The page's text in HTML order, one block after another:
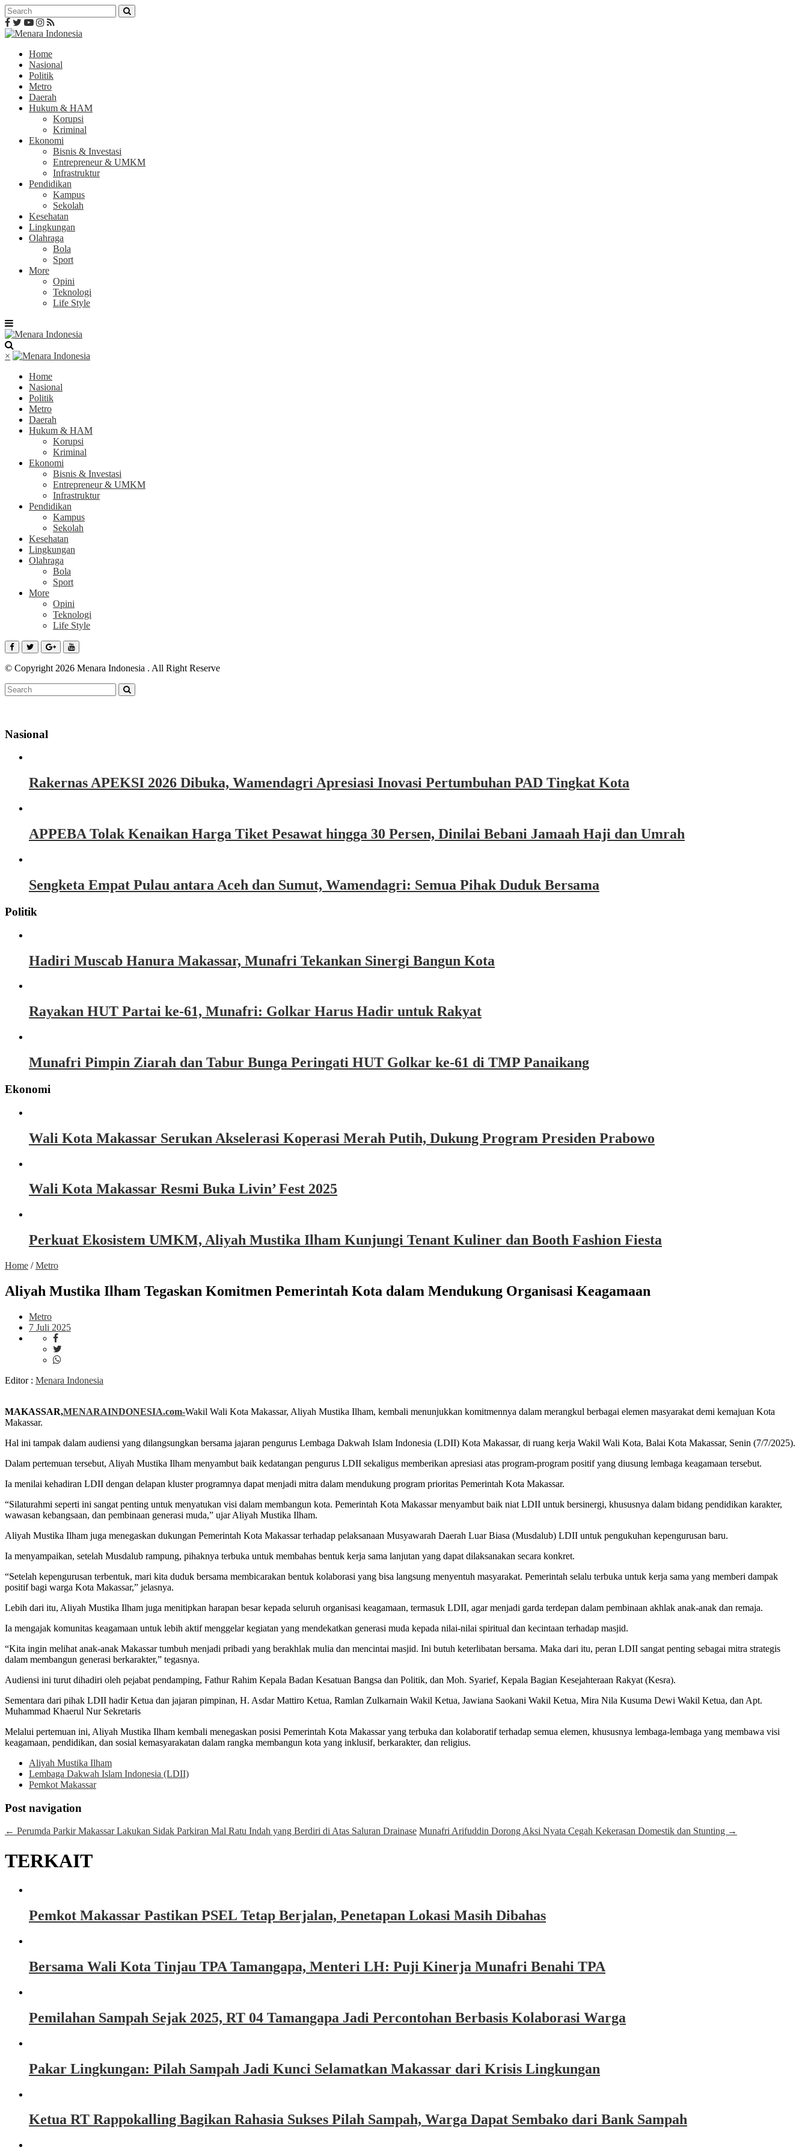
Home
Nasional
Politik
Metro
Daerah
Hukum & HAM
Korupsi
Kriminal
Ekonomi
Bisnis & Investasi
Entrepreneur & UMKM
Infrastruktur
Pendidikan
Kampus
Sekolah
Kesehatan
Lingkungan
Olahraga
Bola
Sport
More
Opini
Teknologi
Life Style
×
Home
Nasional
Politik
Metro
Daerah
Hukum & HAM
Korupsi
Kriminal
Ekonomi
Bisnis & Investasi
Entrepreneur & UMKM
Infrastruktur
Pendidikan
Kampus
Sekolah
Kesehatan
Lingkungan
Olahraga
Bola
Sport
More
Opini
Teknologi
Life Style
© Copyright 2026 Menara Indonesia . All Right Reserve
Nasional
Rakernas APEKSI 2026 Dibuka, Wamendagri Apresiasi Inovasi Pertumbuhan PAD Tingkat Kota
APPEBA Tolak Kenaikan Harga Tiket Pesawat hingga 30 Persen, Dinilai Bebani Jamaah Haji dan Umrah
Sengketa Empat Pulau antara Aceh dan Sumut, Wamendagri: Semua Pihak Duduk Bersama
Politik
Hadiri Muscab Hanura Makassar, Munafri Tekankan Sinergi Bangun Kota
Rayakan HUT Partai ke-61, Munafri: Golkar Harus Hadir untuk Rakyat
Munafri Pimpin Ziarah dan Tabur Bunga Peringati HUT Golkar ke-61 di TMP Panaikang
Ekonomi
Wali Kota Makassar Serukan Akselerasi Koperasi Merah Putih, Dukung Program Presiden Prabowo
Wali Kota Makassar Resmi Buka Livin’ Fest 2025
Perkuat Ekosistem UMKM, Aliyah Mustika Ilham Kunjungi Tenant Kuliner dan Booth Fashion Fiesta
Home /Metro
Aliyah Mustika Ilham Tegaskan Komitmen Pemerintah Kota dalam Mendukung Organisasi Keagamaan
Metro
7 Juli 2025
Editor : Menara Indonesia
MAKASSAR,MENARAINDONESIA.com-Wakil Wali Kota Makassar, Aliyah Mustika Ilham, kembali menunjukkan komitmennya dalam merangkul berbagai elemen masyarakat demi kemajuan Kota
Makassar.
Hal ini tampak dalam audiensi yang dilangsungkan bersama jajaran pengurus Lembaga Dakwah Islam Indonesia (LDII) Kota Makassar, di ruang kerja Wakil Wali Kota, Balai Kota Makassar, Senin (7/7/2025).
Dalam pertemuan tersebut, Aliyah Mustika Ilham menyambut baik kedatangan pengurus LDII sekaligus memberikan apresiasi atas program-program positif yang diusung lembaga keagamaan tersebut.
Ia menilai kehadiran LDII dengan delapan kluster programnya dapat menjadi mitra dalam mendukung program prioritas Pemerintah Kota Makassar.
“Silaturahmi seperti ini sangat penting untuk menyatukan visi dalam membangun kota. Pemerintah Kota Makassar menyambut baik niat LDII untuk bersinergi, khususnya dalam bidang pendidikan karakter,
wawasan kebangsaan, dan pembinaan generasi muda,” ujar Aliyah Mustika Ilham.
Aliyah Mustika Ilham juga menegaskan dukungan Pemerintah Kota Makassar terhadap pelaksanaan Musyawarah Daerah Luar Biasa (Musdalub) LDII untuk pengukuhan kepengurusan baru.
Ia menyampaikan, setelah Musdalub rampung, pihaknya terbuka untuk membahas bentuk kerja sama lanjutan yang dapat dilaksanakan secara konkret.
“Setelah kepengurusan terbentuk, mari kita duduk bersama membicarakan bentuk kolaborasi yang bisa langsung menyentuh masyarakat. Pemerintah selalu terbuka untuk kerja sama yang memberi dampak
positif bagi warga Kota Makassar,” jelasnya.
Lebih dari itu, Aliyah Mustika Ilham juga menitipkan harapan besar kepada seluruh organisasi keagamaan, termasuk LDII, agar menjadi garda terdepan dalam pembinaan akhlak anak-anak dan remaja.
Ia mengajak komunitas keagamaan untuk lebih aktif menggelar kegiatan yang mendekatkan generasi muda kepada nilai-nilai spiritual dan kecintaan terhadap masjid.
“Kita ingin melihat anak-anak Makassar tumbuh menjadi pribadi yang berakhlak mulia dan mencintai masjid. Ini butuh keterlibatan bersama. Maka dari itu, peran LDII sangat penting sebagai mitra strategis
dalam membangun generasi berkarakter,” tegasnya.
Audiensi ini turut dihadiri oleh pejabat pendamping, Fathur Rahim Kepala Badan Kesatuan Bangsa dan Politik, dan Moh. Syarief, Kepala Bagian Kesejahteraan Rakyat (Kesra).
Sementara dari pihak LDII hadir Ketua dan jajaran pimpinan, H. Asdar Mattiro Ketua, Ramlan Zulkarnain Wakil Ketua, Jawiana Saokani Wakil Ketua, Mira Nila Kusuma Dewi Wakil Ketua, dan Apt.
Muhammad Khaerul Nur Sekretaris
Melalui pertemuan ini, Aliyah Mustika Ilham kembali menegaskan posisi Pemerintah Kota Makassar yang terbuka dan kolaboratif terhadap semua elemen, khususnya lembaga-lembaga yang membawa visi
keagamaan, pendidikan, dan sosial kemasyarakatan dalam rangka membangun kota yang inklusif, berkarakter, dan religius.
Aliyah Mustika Ilham
Lembaga Dakwah Islam Indonesia (LDII)
Pemkot Makassar
Post navigation
← Perumda Parkir Makassar Lakukan Sidak Parkiran Mal Ratu Indah yang Berdiri di Atas Saluran Drainase Munafri Arifuddin Dorong Aksi Nyata Cegah Kekerasan Domestik dan Stunting →
TERKAIT
Pemkot Makassar Pastikan PSEL Tetap Berjalan, Penetapan Lokasi Masih Dibahas
Bersama Wali Kota Tinjau TPA Tamangapa, Menteri LH: Puji Kinerja Munafri Benahi TPA
Pemilahan Sampah Sejak 2025, RT 04 Tamangapa Jadi Percontohan Berbasis Kolaborasi Warga
Pakar Lingkungan: Pilah Sampah Jadi Kunci Selamatkan Makassar dari Krisis Lingkungan
Ketua RT Rappokalling Bagikan Rahasia Sukses Pilah Sampah, Warga Dapat Sembako dari Bank Sampah